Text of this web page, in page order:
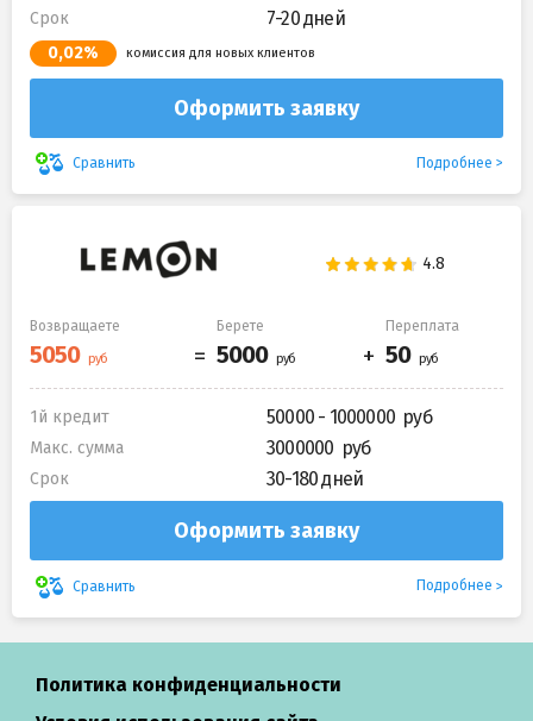
Срок 7-20 дней
0,02% комиссия для новых клиентов
Оформить заявку
Сравнить Подробнее
Возвращаете Берете Переплата
1й кредит 50000 - 1000000
Макс. сумма 3000000
Срок 30-180 дней
Оформить заявку
Сравнить Подробнее
Политика конфиденциальности